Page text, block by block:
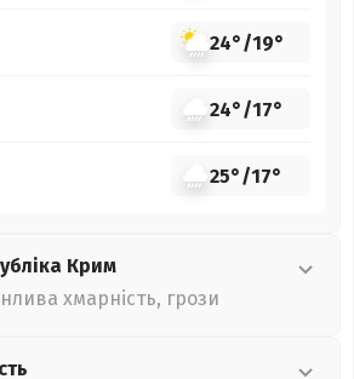
24°/19°
24°/17°
25°/17°
Крим
хмарність, грози